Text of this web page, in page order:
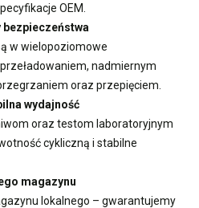
OEM.
bezpieczeństwa
w wielopoziomowe
nadmiernym
oraz przepięciem.
wydajność
oraz testom laboratoryjnym
cykliczną i stabilne
magazynu
lokalnego – gwarantujemy